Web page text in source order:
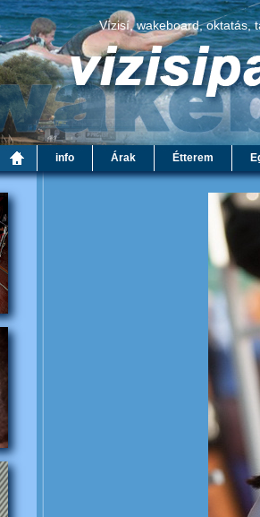
Vízisí, wakeboard, oktatás,
info Árak Étterem